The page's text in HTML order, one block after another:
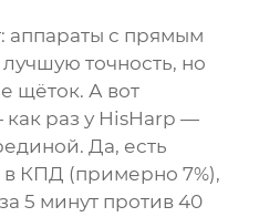
аппараты с прямым
точность, но
щёток. А вот
раз у HisHarp —
Да, есть
КПД (примерно 7%),
5 минут против 40